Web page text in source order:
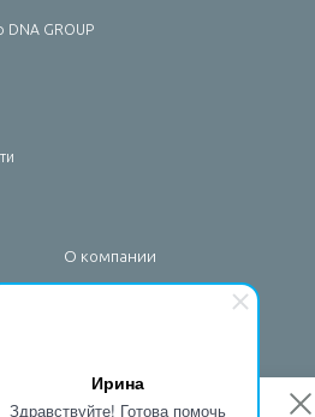
Ирина
Здравствуйте! Готова помочь
GROUP
О компании